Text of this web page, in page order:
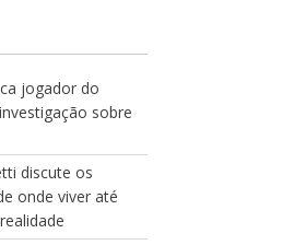
jogador do
sobre
discute os
onde viver até